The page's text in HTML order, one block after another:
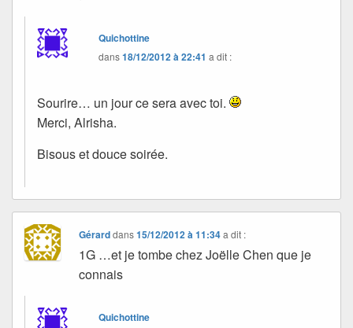
Quichottine
dans18/12/2012 à 22:41 a dit :
Sourire… un jour ce sera avec toi.
Merci, Alrisha.
Bisous et douce soirée.
Gérarddans15/12/2012 à 11:34 a dit :
1G …et je tombe chez Joëlle Chen que je
connais
Quichottine